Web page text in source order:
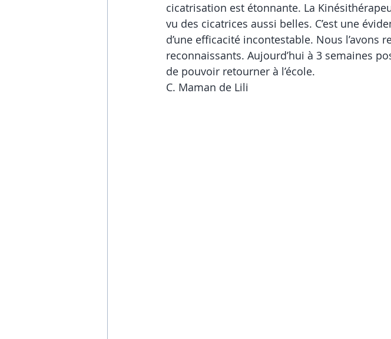
cicatrisation est étonnante. La
vu des cicatrices aussi belles. C’est une
d’une efficacité incontestable. Nous l’avons
reconnaissants. Aujourd’hui à 3 semaines
de pouvoir retourner à l’école.
C. Maman de Lili